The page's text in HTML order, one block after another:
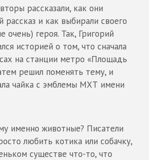
рассказали, как они
рассказ и как выбирали своего
очень) героя. Так, Григорий
историей о том, что сначала
на станции метро «Площадь
решил поменять тему, и
чайка с эмблемы МХТ имени
именно животные? Писатели
любить котика или собачку,
существе что-то, что